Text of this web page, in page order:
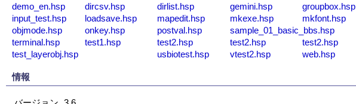
demo_en.hsp
dircsv.hsp dirlist.hsp gemini.hsp groupbox.hsp
input_test.hsp
loadsave.hsp mapedit.hsp mkexe.hsp mkfont.hsp
objmode.hsp
onkey.hsp postval.hsp sample_01_basic_bbs.hsp
terminal.hsp
test1.hsp test2.hsp test2.hsp test2.hsp
test_layerobj.hsp
usbiotest.hsp vtest2.hsp web.hsp
情報